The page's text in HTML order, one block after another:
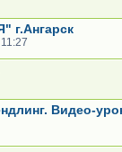
г.Ангарск
Видео-